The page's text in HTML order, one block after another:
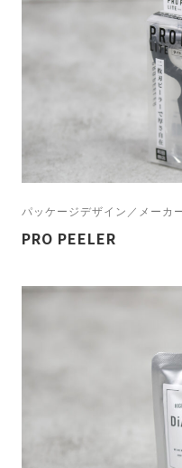
パッケージデザイン／メーカ
PRO PEELER